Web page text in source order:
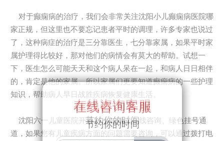
对于癫痫病的治疗，我们会非常关注沈阳小儿癫痫病医院哪
家正规，但这里也不要忘记患者平时的调理，许多专家也说过
了，这种病症的治疗是三分靠医生，七分靠家属，如果平时家
属护理得比较好，那对他们的病情会有莫大的帮助。试想一
下，医生怎么可能天天和这个病人呆在一起，和病人日日相伴
的，肯定是他的家属。所以家属们更要知道癫痫病的一些护理
知识，帮助病人早日战胜疾病恢复健康生活。
沈阳六一儿童医院开通24小时网上在线咨询、绿色挂号通
道，如果您有儿童疾病方面的问题需要咨询，可以通过拨打电
在线咨询客服
节约你的时间
在线咨询客服
节约你的时间